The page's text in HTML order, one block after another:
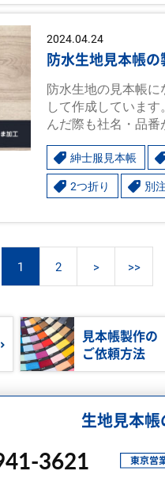
2024.04.24
防水生地見本帳の
防水生地の見本帳
して作成していま
んだ際も社名・品番
紳士服見本帳
2つ折り 別注
1 2 > >>
見本帳製作の
ご依頼方法
生地見本帳
3621